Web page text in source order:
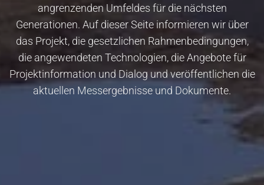
angrenzenden Umfeldes für die nächsten
Generationen. Auf dieser Seite informieren wir über
das Projekt, die gesetzlichen Rahmenbedingungen,
die angewendeten Technologien, die Angebote für
Projektinformation und Dialog und veröffentlichen die
aktuellen Messergebnisse und Dokumente.